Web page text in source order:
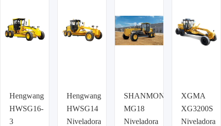
Hengwang
HWSG16-
3
Hengwang
HWSG14
Niveladora
SHANMON
MG18
Niveladora
XGMA
XG3200S
Niveladora